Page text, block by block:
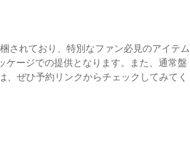
されており、特別なファン必見のアイテム
ージでの提供となります。また、通常盤
ぜひ予約リンクからチェックしてみてく